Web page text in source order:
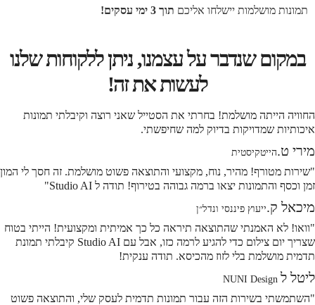
תמונות מושלמות יישלחו אליכם תוך 3 ימי עסקים!
במקום שנדבר על עצמנו, ניתן ללקוחות שלנו
לעשות את זה!
החוויה הייתה מושלמת! בחרתי את הסטייל שאני רוצה וקיבלתי תמונות
איכותיות שמדויקות בדיוק למה שחיפשתי.
מירי ט.הייטקיסטית
"שירות מטורף! מהיר, נוח, מקצועי והתוצאה פשוט מושלמת. זה חסך לי המון
זמן וכסף והתמונות יצאו ברמה גבוהה בטירוף! תודה ל Studio AI"
מיכאל ק.ייעוץ פיננסי ונדל״ן
"וואו! לא האמנתי שהתוצאה תיראה כל כך אמיתית ומקצועית! הייתי בטוח
שצריך יום צילום כדי להגיע לרמה כזו, אבל עם Studio AI קיבלתי תמונת
תדמית מושלמת בלי לזוז מהכיסא. תודה ענקית!
ליטל ל
"השתמשתי בשירות הזה עבור תמונות תדמית לעסק שלי, והתוצאה פשוט